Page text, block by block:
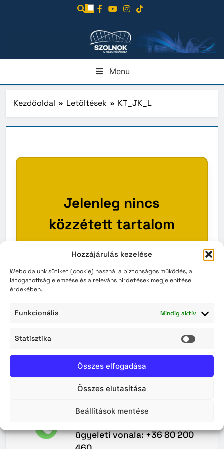
Hozzájárulás kezelése
Weboldalunk sütiket (cookie) használ a biztonságos működés, a
látogatottság elemzése és a releváns hirdetések megjelenítése
érdekében.
Funkcionális Mindig aktív
Statisztika
Összes elfogadása
Összes elutasítása
Beállítások mentése
Menu
Kezdőoldal Letöltések KT_JK_L
Jelenleg nincs
közzétett tartalom
Ez a szakasz pillanatnyilag üres.
MaradjunkKapcsolatban
ügyeleti vonala: +36 80 200